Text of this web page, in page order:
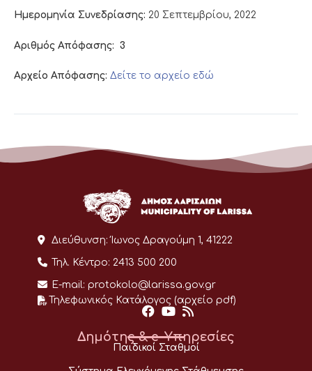
Ημερομηνία Συνεδρίασης: 20 Σεπτεμβρίου, 2022
Αριθμός Απόφασης: 3
Αρχείο Απόφασης: Δείτε το αρχείο εδώ
Διεύθυνση: Ίωνος Δραγούμη 1, 41222
Τηλ. Κέντρο: 2413 500 200
E-mail: protokolo@larissa.gov.gr
Τηλεφωνικός Κατάλογος (αρχείο pdf)
Δημότης & e-Υπηρεσίες
Παιδικοί Σταθμοί